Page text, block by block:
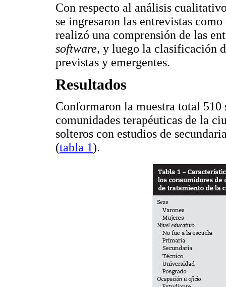
Con respecto al análisis
se ingresaron las entrevistas
realizó una comprensión de las
software, y luego la clasificación
previstas y emergentes.
Resultados
Conformaron la muestra total 510
comunidades terapéuticas de la
solteros con estudios de
(tabla 1).